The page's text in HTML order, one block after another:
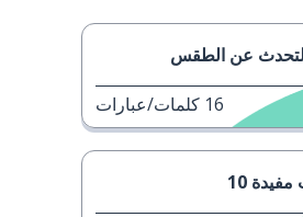
عن الطقس
16 كلمات/عبارات
10